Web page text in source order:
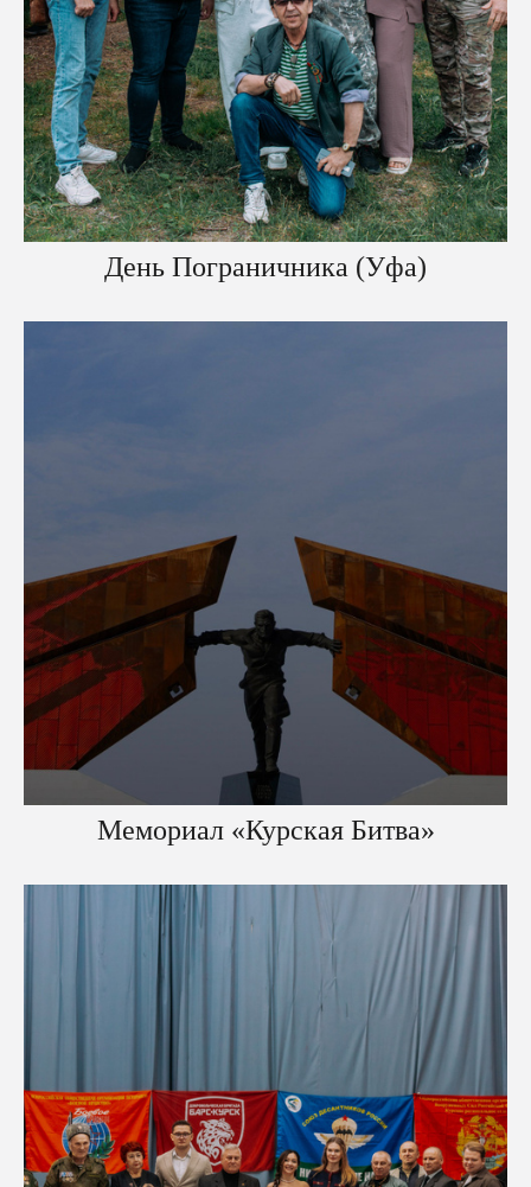
День Пограничника (Уфа)
Мемориал «Курская Битва»